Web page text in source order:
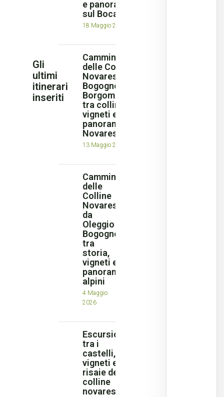
Gli
ultimi
itinerari
inseriti
e panorami
sul Boca DOC
18 Maggio 2026
Cammino
delle Colline
Novaresi: da
Bogogno a
Borgomanero
tra colline,
vigneti e
panorami sul
Novarese
13 Maggio 2026
Cammino
delle
Colline
Novaresi:
da
Oleggio a
Bogogno
tra
storia,
vigneti e
panorami
alpini
4 Maggio
2026
Escursione
tra i
castelli, i
vigneti e le
risaie delle
colline
novaresi